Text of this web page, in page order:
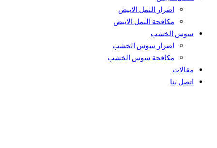
اضرار النمل الابيض
مكافحة النمل الابيض
سوس الخشب
اضرار سوس الخشب
مكافحة سوس الخشب
مقالات
اتصل بنا